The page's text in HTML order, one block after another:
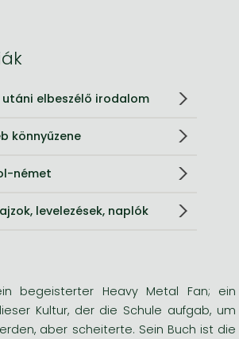
utáni elbeszélő irodalom
könnyűzene
német
levelezések, naplók
begeisterter Heavy Metal Fan; ein
Kultur, der die Schule aufgab, um
aber scheiterte. Sein Buch ist die